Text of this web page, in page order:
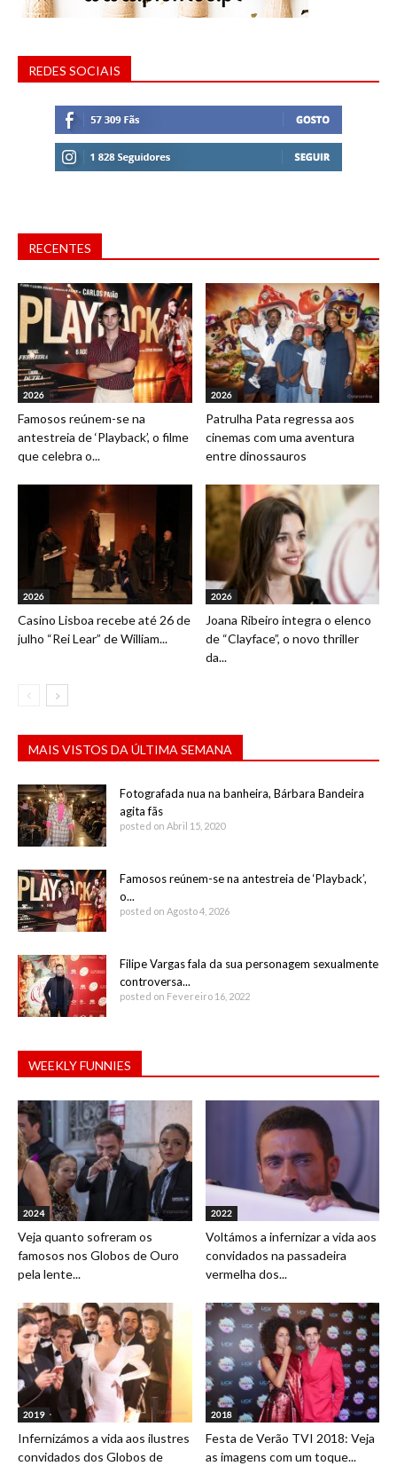
REDES SOCIAIS
RECENTES
2026
Famosos reúnem-se na
antestreia de ‘Playback’, o filme
que celebra o...
2026
Patrulha Pata regressa aos
cinemas com uma aventura
entre dinossauros
2026
Casino Lisboa recebe até 26 de
julho “Rei Lear” de William...
2026
Joana Ribeiro integra o elenco
de “Clayface”, o novo thriller
da...
MAIS VISTOS DA ÚLTIMA SEMANA
Fotografada nua na banheira, Bárbara Bandeira
agita fãs
posted on Abril 15, 2020
Famosos reúnem-se na antestreia de ‘Playback’,
o...
posted on Agosto 4, 2026
Filipe Vargas fala da sua personagem sexualmente
controversa...
posted on Fevereiro 16, 2022
WEEKLY FUNNIES
2024
Veja quanto sofreram os
famosos nos Globos de Ouro
pela lente...
2022
Voltámos a infernizar a vida aos
convidados na passadeira
vermelha dos...
2019
Infernizámos a vida aos ilustres
convidados dos Globos de
2018
Festa de Verão TVI 2018: Veja
as imagens com um toque...